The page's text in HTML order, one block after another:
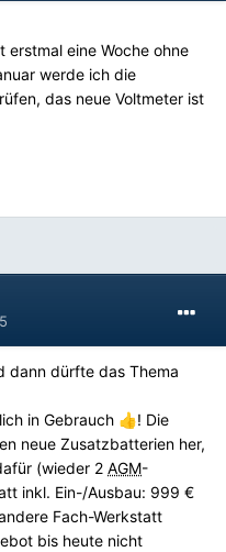
eine Woche ohne
werde ich die
das neue Voltmeter ist
dann dürfte das Thema
in Gebrauch 👍! Die
neue Zusatzbatterien her,
(wieder 2 AGM-
inkl. Ein-/Ausbau: 999 €
Fach-Werkstatt
bis heute nicht